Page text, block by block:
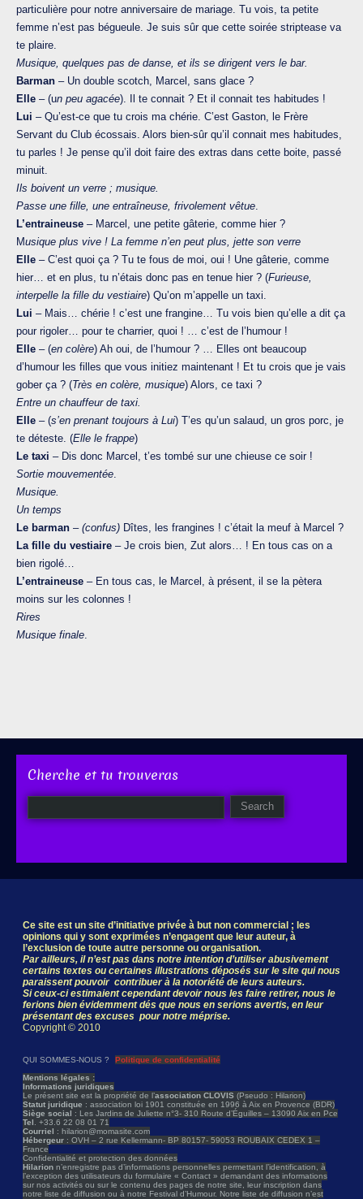
particulière pour notre anniversaire de mariage. Tu vois, ta petite
femme n’est pas bégueule. Je suis sûr que cette soirée striptease va
te plaire.
Musique, quelques pas de danse, et ils se dirigent vers le bar.
Barman – Un double scotch, Marcel, sans glace ?
Elle – (un peu agacée). Il te connait ? Et il connait tes habitudes !
Lui – Qu’est-ce que tu crois ma chérie. C’est Gaston, le Frère
Servant du Club écossais. Alors bien-sûr qu’il connait mes habitudes,
tu parles ! Je pense qu’il doit faire des extras dans cette boite, passé
minuit.
Ils boivent un verre ; musique.
Passe une fille, une entraîneuse, frivolement vêtue.
L’entraineuse – Marcel, une petite gâterie, comme hier ?
Musique plus vive ! La femme n’en peut plus, jette son verre
Elle – C’est quoi ça ? Tu te fous de moi, oui ! Une gâterie, comme
hier… et en plus, tu n’étais donc pas en tenue hier ? (Furieuse,
interpelle la fille du vestiaire) Qu’on m’appelle un taxi.
Lui – Mais… chérie ! c’est une frangine… Tu vois bien qu’elle a dit ça
pour rigoler… pour te charrier, quoi ! … c’est de l’humour !
Elle – (en colère) Ah oui, de l’humour ? … Elles ont beaucoup
d’humour les filles que vous initiez maintenant ! Et tu crois que je vais
gober ça ? (Très en colère, musique) Alors, ce taxi ?
Entre un chauffeur de taxi.
Elle – (s’en prenant toujours à Lui) T’es qu’un salaud, un gros porc, je
te déteste. (Elle le frappe)
Le taxi – Dis donc Marcel, t’es tombé sur une chieuse ce soir !
Sortie mouvementée.
Musique.
Un temps
Le barman – (confus) Dîtes, les frangines ! c’était la meuf à Marcel ?
La fille du vestiaire – Je crois bien, Zut alors… ! En tous cas on a
bien rigolé…
L’entraineuse – En tous cas, le Marcel, à présent, il se la pètera
moins sur les colonnes !
Rires
Musique finale.
Cherche et tu trouveras
Ce site est un site d’initiative privée à but non commercial ; les
opinions qui y sont exprimées n’engagent que leur auteur, à
l’exclusion de toute autre personne ou organisation.
Par ailleurs, il n’est pas dans notre intention d’utiliser abusivement
certains textes ou certaines illustrations déposés sur le site qui nous
paraissent pouvoir contribuer à la notoriété de leurs auteurs.
Si ceux-ci estimaient cependant devoir nous les faire retirer, nous le
ferions bien évidemment dés que nous en serions avertis, en leur
présentant des excuses pour notre méprise.
Copyright © 2010
QUI SOMMES-NOUS ?
Politique de confidentialité
Mentions légales :
Informations juridiques
Le présent site est la propriété de l’association CLOVIS (Pseudo : Hilarion)
Statut juridique : association loi 1901 constituée en 1996 à Aix en Provence (BDR)
Siège social : Les Jardins de Juliette n°3- 310 Route d’Éguilles – 13090 Aix en Pce
Tel . +33.6 22 08 01 71
Courriel : hilarion@momasite.com
Hébergeur : OVH – 2 rue Kellermann- BP 80157- 59053 ROUBAIX CEDEX 1 –
France
Confidentialité et protection des données
Hilarion n’enregistre pas d’informations personnelles permettant l’identification, à
l’exception des utilisateurs du formulaire « Contact » demandant des informations
sur nos activités ou sur le contenu des pages de notre site, leur inscription dans
notre liste de diffusion ou à notre Festival d’Humour. Notre liste de diffusion n’est